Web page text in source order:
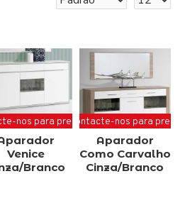
para mobilar e decorar a
nos para preço
Venice
Branco
Contacte-nos para preço
Aparador
Como Carvalho
Cinza/Branco